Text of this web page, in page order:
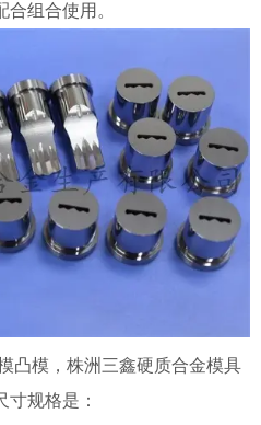
组合使用。
模，株洲三鑫硬质合金模具
规格是：